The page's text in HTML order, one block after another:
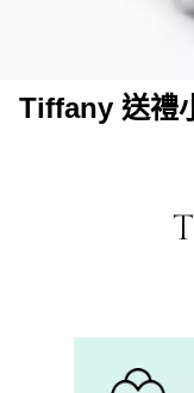
Tiffany 送禮